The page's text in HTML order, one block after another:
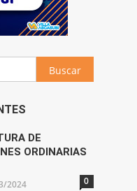
Buscar:
DE
ORDINARIAS
2024 0